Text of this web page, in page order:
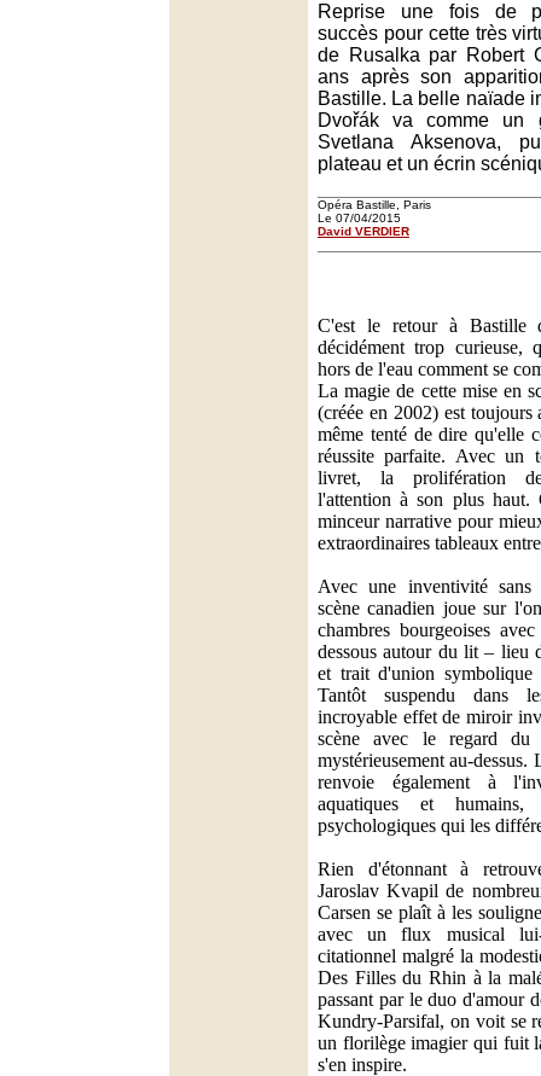
Reprise une fois de
succès pour cette très
de Rusalka par Robert
ans après son
Bastille. La belle naïade
Dvořák va comme
Svetlana Aksenova,
plateau et un écrin
Opéra Bastille, Paris
Le 07/04/2015
David VERDIER
C'est le retour à Bastille
décidément trop curieuse,
hors de l'eau comment se
La magie de cette mise en
(créée en 2002) est toujours
même tenté de dire qu'elle
réussite parfaite. Avec un
livret, la prolifération
l'attention à son plus
minceur narrative pour
extraordinaires tableaux
Avec une inventivité
scène canadien joue sur
chambres bourgeoises
dessous autour du lit – lieu
et trait d'union symbolique
Tantôt suspendu dans
incroyable effet de miroir
scène avec le regard du
mystérieusement au-dessus.
renvoie également à
aquatiques et
psychologiques qui les
Rien d'étonnant à
Jaroslav Kvapil de
Carsen se plaît à les
avec un flux musical lui-
citationnel malgré la
Des Filles du Rhin à la
passant par le duo d'amour
Kundry-Parsifal, on voit se
un florilège imagier qui fuit
s'en inspire.